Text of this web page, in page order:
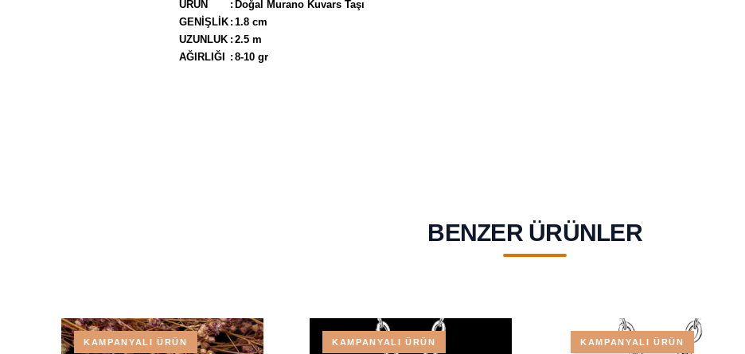
ÜRÜN : Doğal Murano Kuvars Taşı
GENİŞLİK : 1.8 cm
UZUNLUK : 2.5 m
AĞIRLIĞI : 8-10 gr
BENZER ÜRÜNLER
KAMPANYALI ÜRÜN KAMPANYALI ÜRÜN KAMPANYALI ÜRÜN